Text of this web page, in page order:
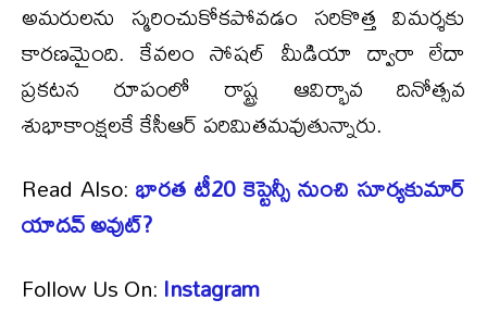
అమరులను స్మరించుకోకపోవడం సరికొత్త విమర్శకు
కారణమైంది. కేవలం సోషల్ మీడియా ద్వారా లేదా
ప్రకటన రూపంలో రాష్ట్ర ఆవిర్భావ దినోత్సవ
శుభాకాంక్షలకే కేసీఆర్ పరిమితమవుతున్నారు.
Read Also:భారత టీ20 కెప్టెన్సీ నుంచి సూర్యకుమార్
యాదవ్ అవుట్?
Follow Us On:Instagram